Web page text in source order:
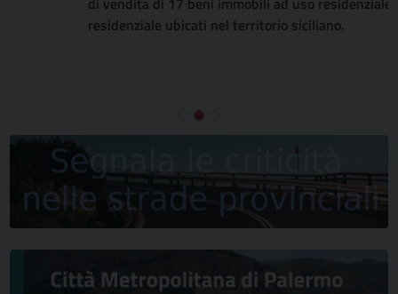
residenziale ubicati nel territorio siciliano.